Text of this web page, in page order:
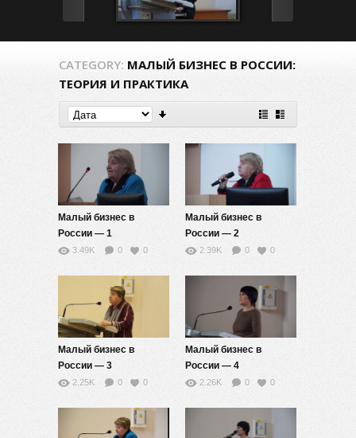
CATEGORY: МАЛЫЙ БИЗНЕС В РОССИИ:
ТЕОРИЯ И ПРАКТИКА
Малый бизнес в
России — 1
3.49K 0 0
Малый бизнес в
России — 2
2.39K 0 0
Малый бизнес в
России — 3
2.25K 0 0
Малый бизнес в
России — 4
2.26K 0 0